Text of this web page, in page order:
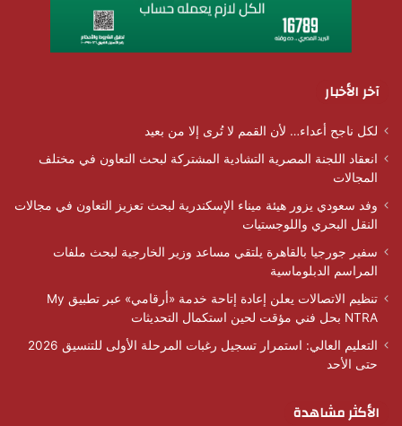
آخر الأخبار
لكل ناجح أعداء… لأن القمم لا تُرى إلا من بعيد
انعقاد اللجنة المصرية التشادية المشتركة لبحث التعاون في مختلف
المجالات
وفد سعودي يزور هيئة ميناء الإسكندرية لبحث تعزيز التعاون في مجالات
النقل البحري واللوجستيات
سفير جورجيا بالقاهرة يلتقي مساعد وزير الخارجية لبحث ملفات
المراسم الدبلوماسية
تنظيم الاتصالات يعلن إعادة إتاحة خدمة «أرقامي» عبر تطبيق My
NTRA بحل فني مؤقت لحين استكمال التحديثات
التعليم العالي: استمرار تسجيل رغبات المرحلة الأولى للتنسيق 2026
حتى الأحد
الأكثر مشاهدة